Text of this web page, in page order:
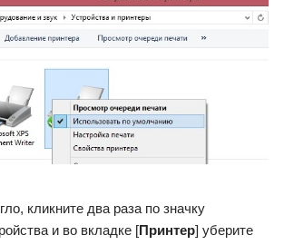
кликните два раза по значку
и во вкладке [Принтер] уберите